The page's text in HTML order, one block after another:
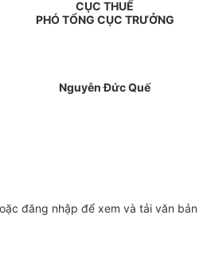
CỤC THUẾ
PHÓ TỔNG CỤC TRƯỞNG
Nguyễn Đức Quế
đăng nhập để xem và tải văn bản